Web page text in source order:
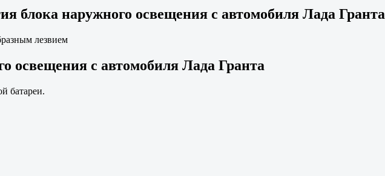
блока наружного освещения с автомобиля Лада Гранта
лезвием
освещения с автомобиля Лада Гранта
батареи.